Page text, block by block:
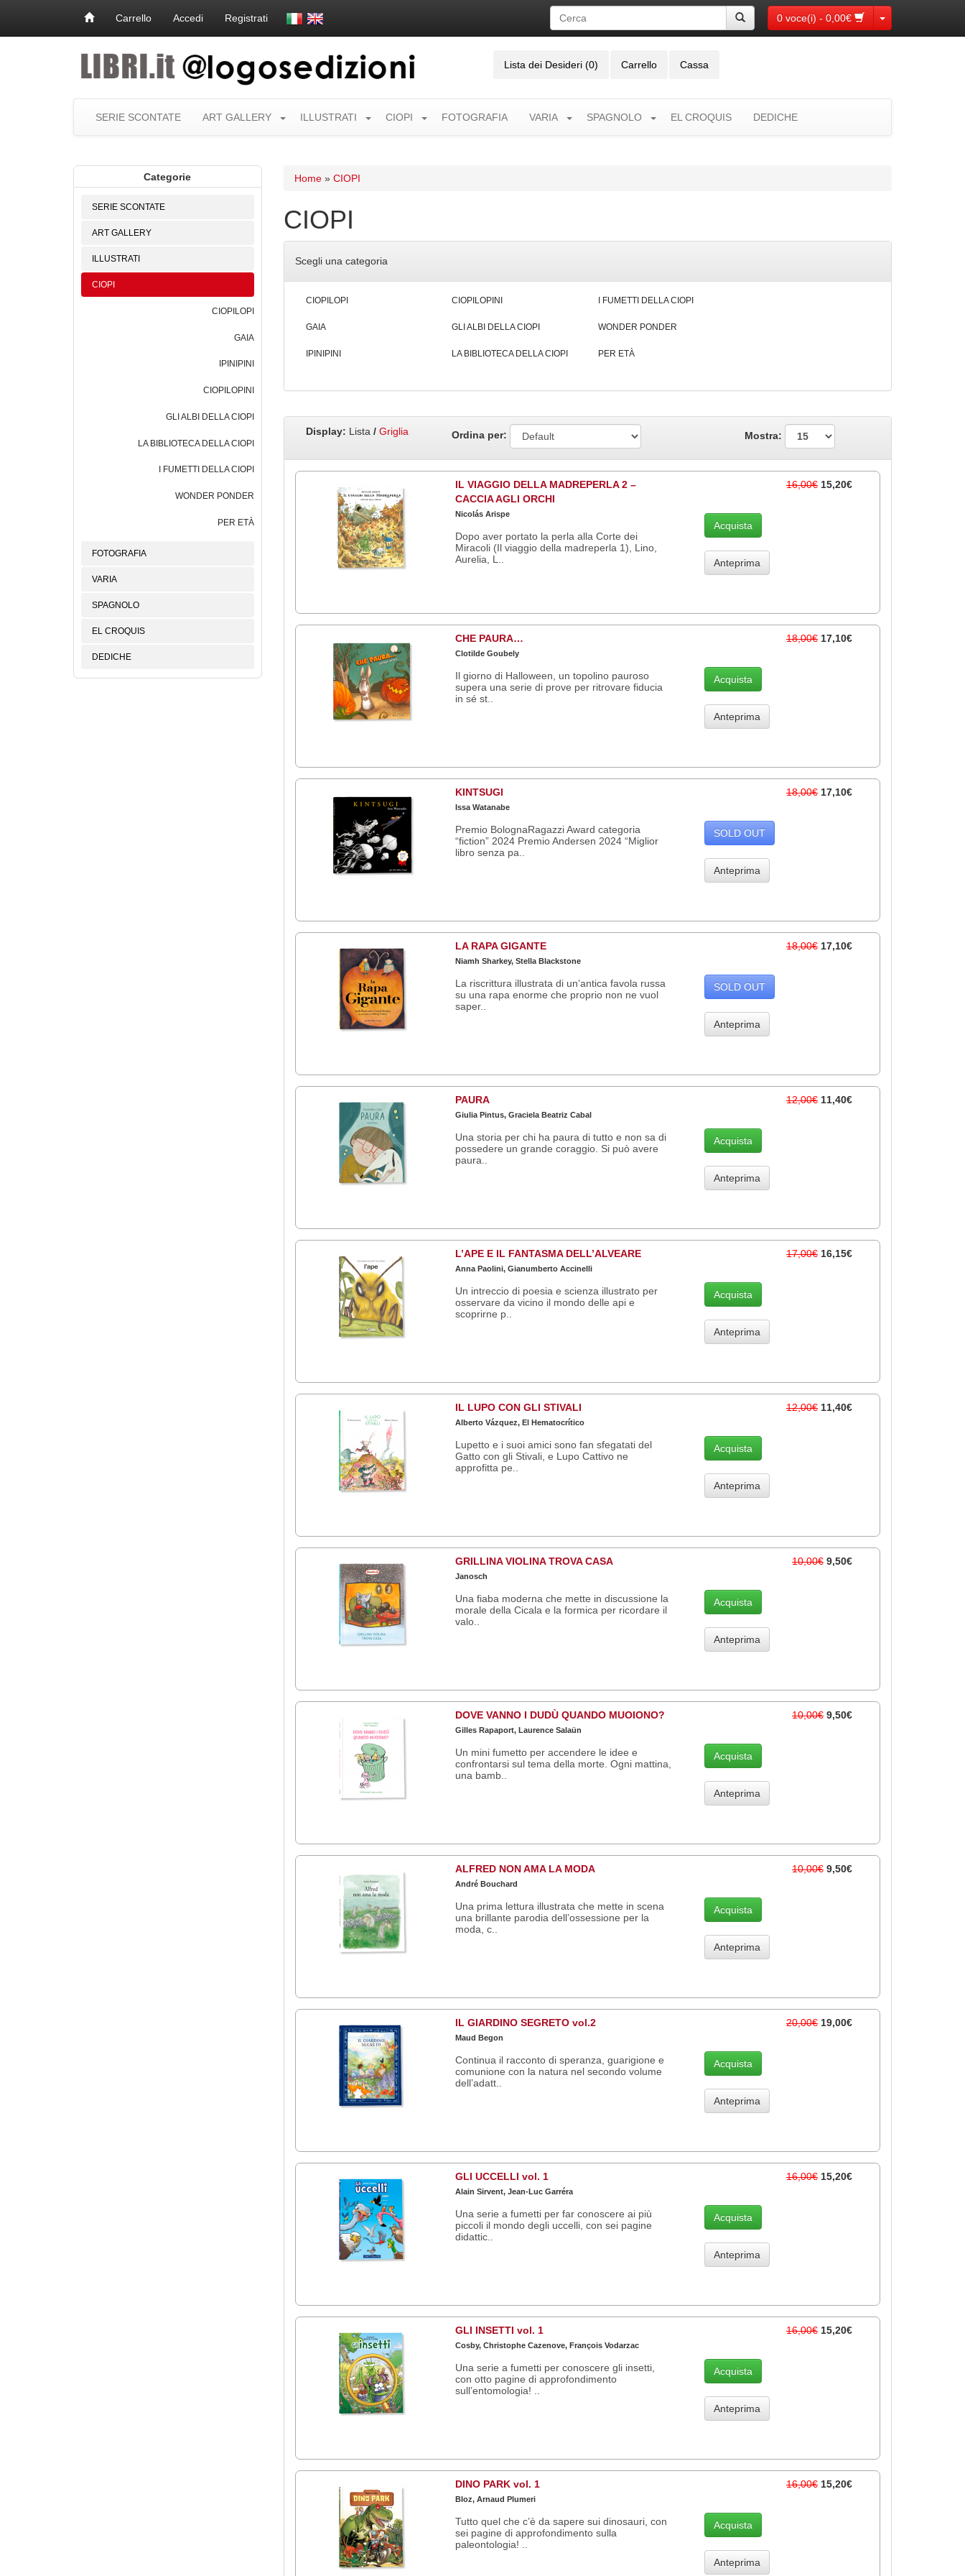
0 voce(i) - 0,00€ Toggle Dropdown
Carrello Accedi Registrati
Lista dei Desideri (0) Carrello Cassa
SERIE SCONTATE ART GALLERY ILLUSTRATI CIOPI FOTOGRAFIA VARIA SPAGNOLO EL CROQUIS DEDICHE
Categorie
SERIE SCONTATE
ART GALLERY
ILLUSTRATI
CIOPI
CIOPILOPI
GAIA
IPINIPINI
CIOPILOPINI
GLI ALBI DELLA CIOPI
LA BIBLIOTECA DELLA CIOPI
I FUMETTI DELLA CIOPI
WONDER PONDER
PER ETÀ
FOTOGRAFIA
VARIA
SPAGNOLO
EL CROQUIS
DEDICHE
Home» CIOPI
CIOPI
Scegli una categoria
CIOPILOPI
GAIA
IPINIPINI
CIOPILOPINI
GLI ALBI DELLA CIOPI
LA BIBLIOTECA DELLA CIOPI
I FUMETTI DELLA CIOPI
WONDER PONDER
PER ETÀ
Display: Lista / Griglia Ordina per: Mostra:
IL VIAGGIO DELLA MADREPERLA 2 –
CACCIA AGLI ORCHI
Nicolás Arispe
Dopo aver portato la perla alla Corte dei
Miracoli (Il viaggio della madreperla 1), Lino,
Aurelia, L..
16,00€ 15,20€
Acquista
Anteprima
CHE PAURA…
Clotilde Goubely
Il giorno di Halloween, un topolino pauroso
supera una serie di prove per ritrovare fiducia
in sé st..
18,00€ 17,10€
Acquista
Anteprima
KINTSUGI
Issa Watanabe
Premio BolognaRagazzi Award categoria
“fiction” 2024 Premio Andersen 2024 “Miglior
libro senza pa..
18,00€ 17,10€
SOLD OUT
Anteprima
LA RAPA GIGANTE
Niamh Sharkey, Stella Blackstone
La riscrittura illustrata di un’antica favola russa
su una rapa enorme che proprio non ne vuol
saper..
18,00€ 17,10€
SOLD OUT
Anteprima
PAURA
Giulia Pintus, Graciela Beatriz Cabal
Una storia per chi ha paura di tutto e non sa di
possedere un grande coraggio. Si può avere
paura..
12,00€ 11,40€
Acquista
Anteprima
L’APE E IL FANTASMA DELL’ALVEARE
Anna Paolini, Gianumberto Accinelli
Un intreccio di poesia e scienza illustrato per
osservare da vicino il mondo delle api e
scoprirne p..
17,00€ 16,15€
Acquista
Anteprima
IL LUPO CON GLI STIVALI
Alberto Vázquez, El Hematocrítico
Lupetto e i suoi amici sono fan sfegatati del
Gatto con gli Stivali, e Lupo Cattivo ne
approfitta pe..
12,00€ 11,40€
Acquista
Anteprima
GRILLINA VIOLINA TROVA CASA
Janosch
Una fiaba moderna che mette in discussione la
morale della Cicala e la formica per ricordare il
valo..
10,00€ 9,50€
Acquista
Anteprima
DOVE VANNO I DUDÙ QUANDO MUOIONO?
Gilles Rapaport, Laurence Salaün
Un mini fumetto per accendere le idee e
confrontarsi sul tema della morte. Ogni mattina,
una bamb..
10,00€ 9,50€
Acquista
Anteprima
ALFRED NON AMA LA MODA
André Bouchard
Una prima lettura illustrata che mette in scena
una brillante parodia dell’ossessione per la
moda, c..
10,00€ 9,50€
Acquista
Anteprima
IL GIARDINO SEGRETO vol.2
Maud Begon
Continua il racconto di speranza, guarigione e
comunione con la natura nel secondo volume
dell’adatt..
20,00€ 19,00€
Acquista
Anteprima
GLI UCCELLI vol. 1
Alain Sirvent, Jean-Luc Garréra
Una serie a fumetti per far conoscere ai più
piccoli il mondo degli uccelli, con sei pagine
didattic..
16,00€ 15,20€
Acquista
Anteprima
GLI INSETTI vol. 1
Cosby, Christophe Cazenove, François Vodarzac
Una serie a fumetti per conoscere gli insetti,
con otto pagine di approfondimento
sull’entomologia! ..
16,00€ 15,20€
Acquista
Anteprima
DINO PARK vol. 1
Bloz, Arnaud Plumeri
Tutto quel che c’è da sapere sui dinosauri, con
sei pagine di approfondimento sulla
paleontologia! ..
16,00€ 15,20€
Acquista
Anteprima